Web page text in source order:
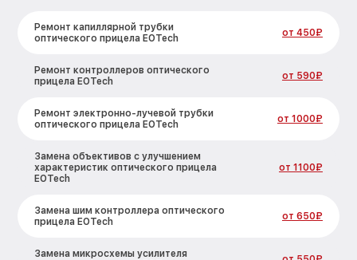
Ремонт капиллярной трубки
оптического прицела EOTech
от 450₽
Ремонт контроллеров оптического
прицела EOTech
от 590₽
Ремонт электронно-лучевой трубки
оптического прицела EOTech
от 1000₽
Замена объективов с улучшением
характеристик оптического прицела
EOTech
от 1100₽
Замена шим контроллера оптического
прицела EOTech
от 650₽
Замена микросхемы усилителя